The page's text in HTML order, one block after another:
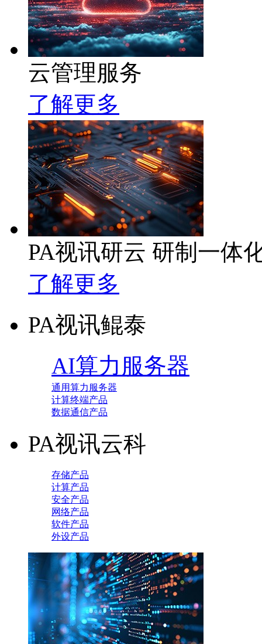
云管理服务
了解更多
PA视讯研云 研制一体
了解更多
PA视讯鲲泰
AI算力服务器
通用算力服务器
计算终端产品
数据通信产品
PA视讯云科
存储产品
计算产品
安全产品
网络产品
软件产品
外设产品